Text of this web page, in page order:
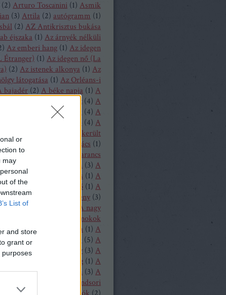
or
to
may
of the
List of
and store
grant or
purposes
(2) Arturo Toscanini (1) Asmik
(3) Attila (2) autógramm (1)
(2) AZ Antikrisztus bukása
éjszaka (1) Az árnyék nélküli
) Az emberi hang (1) Az idegen
Étranger) (1) Az idegen nő (La
(2) Az istenek alkonya (1) Az
látogatása (1) Az Orléans-i
bajadér (2) A béke napja (1) A
A bűvös vadász (4) A
A csavar fordul egyet (4) A
(4) A
A félresikerült
A genti kovács (1)
asszony
A három narancs
A hattyúk tava (3) A
házából
A játékos (1) A
hölgy
A kegyencnő (1) A
herceg vára
A köpeny (3)
) A loudoni ördögök
A nagy
A nürnbergi mesterdalnokok
lánya A próféta (1) A
(1) (5) A
(1)A sevillai borbély (3) A
A távoli hang (1) A
(2)A varázsfuvola (3) A
A windsori